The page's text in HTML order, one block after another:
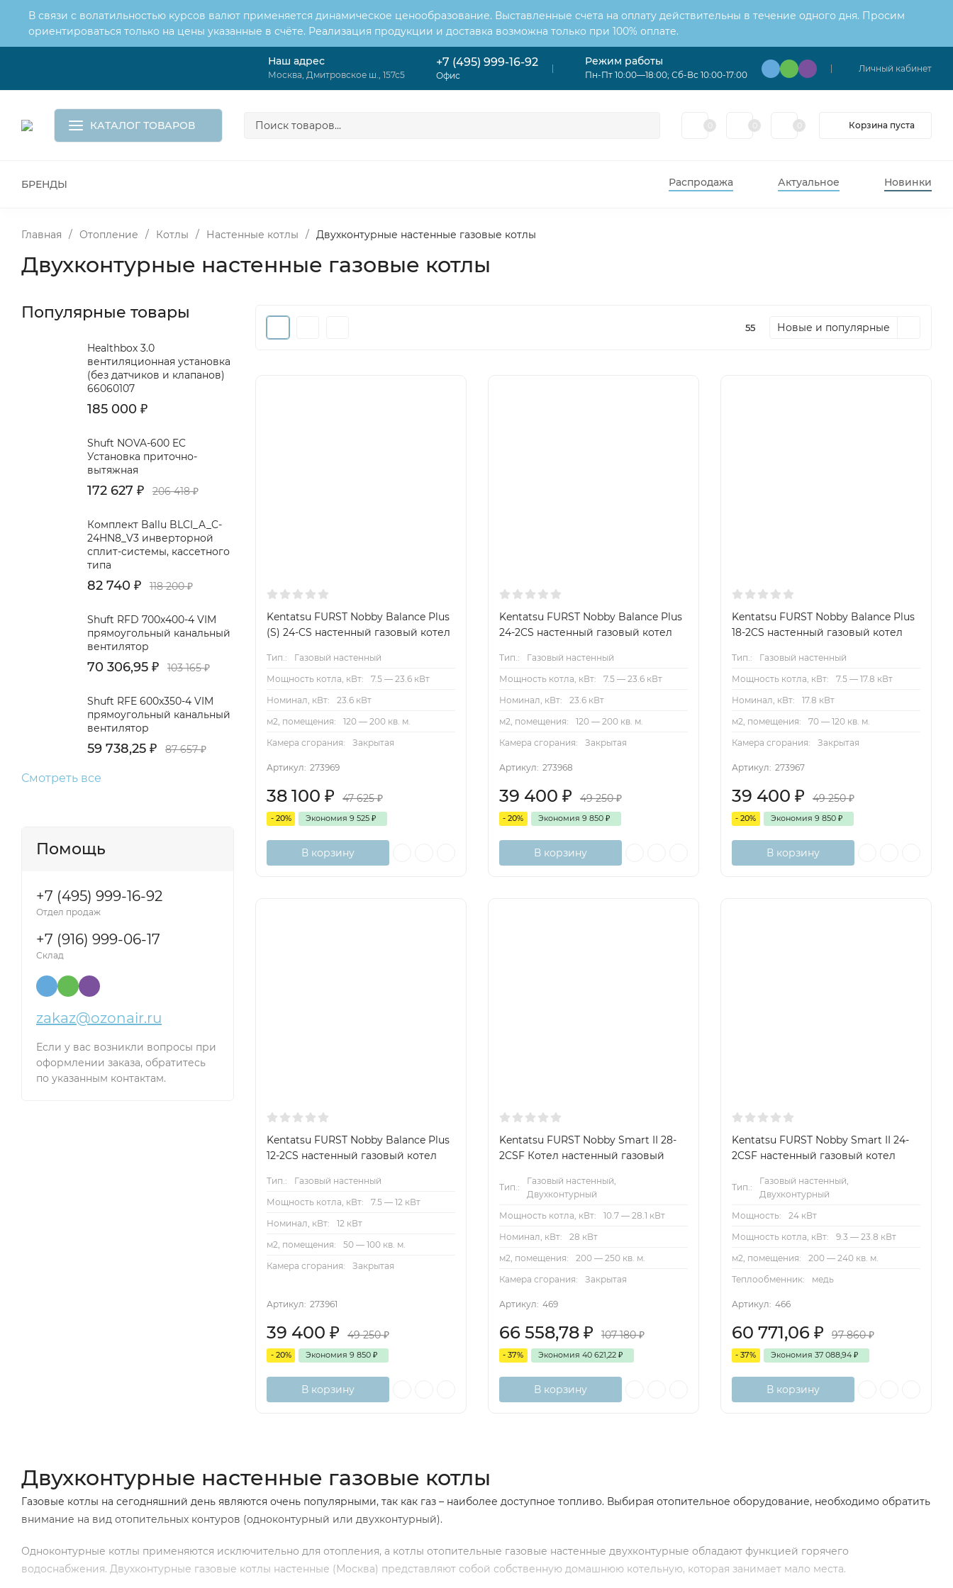
В связи с волатильностью курсов валют применяется динамическое ценообразование. Выставленные счета на оплату действительны в течение одного дня. Просим
ориентироваться только на цены указанные в счёте. Реализация продукции и доставка возможна только при 100% оплате.
Наш адрес
Москва, Дмитровское ш., 157с5
+7 (495) 999-16-92
Офис
Режим работы
Пн-Пт 10:00—18:00; Сб-Вс 10:00-17:00
Личный кабинет
КАТАЛОГ ТОВАРОВ Корзина пуста
БРЕНДЫ Распродажа Актуальное Новинки
Главная / Отопление / Котлы / Настенные котлы / Двухконтурные настенные газовые котлы
Двухконтурные настенные газовые котлы
Популярные товары
Healthbox 3.0
вентиляционная установка
(без датчиков и клапанов)
66060107
185 000 ₽
Shuft NOVA-600 EC
Установка приточно-
вытяжная
172 627 ₽ 206 418₽
Комплект Ballu BLCI_A_C-
24HN8_V3 инверторной
сплит-системы, кассетного
типа
82 740 ₽ 118 200₽
Shuft RFD 700x400-4 VIM
прямоугольный канальный
вентилятор
70 306,95 ₽ 103 165₽
Shuft RFE 600x350-4 VIM
прямоугольный канальный
вентилятор
59 738,25 ₽ 87 657₽
Смотреть все
Помощь
+7 (495) 999-16-92
Отдел продаж
+7 (916) 999-06-17
Склад
zakaz@ozonair.ru
Если у вас возникли вопросы при
оформлении заказа, обратитесь
по указанным контактам.
55 Новые и популярные
Kentatsu FURST Nobby Balance Plus
(S) 24-CS настенный газовый котел
Тип.:
Газовый настенный
Мощность котла, кВт:
7.5 — 23.6 кВт
Номинал, кВт:
23.6 кВт
м2, помещения:
120 — 200 кв. м.
Камера сгорания:
Закрытая
Артикул: 273969
38 100 ₽ 47 625₽
- 20% Экономия 9 525 ₽
В корзину
Kentatsu FURST Nobby Balance Plus
24-2CS настенный газовый котел
Тип.:
Газовый настенный
Мощность котла, кВт:
7.5 — 23.6 кВт
Номинал, кВт:
23.6 кВт
м2, помещения:
120 — 200 кв. м.
Камера сгорания:
Закрытая
Артикул: 273968
39 400 ₽ 49 250₽
- 20% Экономия 9 850 ₽
В корзину
Kentatsu FURST Nobby Balance Plus
18-2CS настенный газовый котел
Тип.:
Газовый настенный
Мощность котла, кВт:
7.5 — 17.8 кВт
Номинал, кВт:
17.8 кВт
м2, помещения:
70 — 120 кв. м.
Камера сгорания:
Закрытая
Артикул: 273967
39 400 ₽ 49 250₽
- 20% Экономия 9 850 ₽
В корзину
Kentatsu FURST Nobby Balance Plus
12-2CS настенный газовый котел
Тип.:
Газовый настенный
Мощность котла, кВт:
7.5 — 12 кВт
Номинал, кВт:
12 кВт
м2, помещения:
50 — 100 кв. м.
Камера сгорания:
Закрытая
Артикул: 273961
39 400 ₽ 49 250₽
- 20% Экономия 9 850 ₽
В корзину
Kentatsu FURST Nobby Smart II 28-
2CSF Котел настенный газовый
Тип.:
Газовый настенный,
Двухконтурный
Мощность котла, кВт:
10.7 — 28.1 кВт
Номинал, кВт:
28 кВт
м2, помещения:
200 — 250 кв. м.
Камера сгорания:
Закрытая
Артикул: 469
66 558,78 ₽ 107 180₽
- 37% Экономия 40 621,22 ₽
В корзину
Kentatsu FURST Nobby Smart II 24-
2CSF настенный газовый котел
Тип.:
Газовый настенный,
Двухконтурный
Мощность:
24 кВт
Мощность котла, кВт:
9.3 — 23.8 кВт
м2, помещения:
200 — 240 кв. м.
Теплообменник:
медь
Артикул: 466
60 771,06 ₽ 97 860₽
- 37% Экономия 37 088,94 ₽
В корзину
Двухконтурные настенные газовые котлы
Газовые котлы на сегодняшний день являются очень популярными, так как газ – наиболее доступное топливо. Выбирая отопительное оборудование, необходимо обратить
внимание на вид отопительных контуров (одноконтурный или двухконтурный).
Одноконтурные котлы применяются исключительно для отопления, а котлы отопительные газовые настенные двухконтурные обладают функцией горячего
водоснабжения. Двухконтурные газовые котлы настенные (Москва) представляют собой собственную домашнюю котельную, которая занимает мало места.